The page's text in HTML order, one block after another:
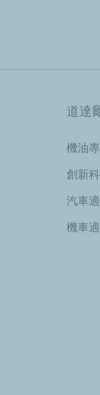
道達
機油
創新
汽車
機車